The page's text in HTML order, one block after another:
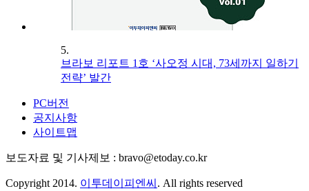
5.
브라보 리포트 1호 ‘사오정 시대, 73세까지 일하기
전략’ 발간
PC버전
공지사항
사이트맵
보도자료 및 기사제보 : bravo@etoday.co.kr
Copyright 2014. 이투데이피엔씨 . All rights reserved